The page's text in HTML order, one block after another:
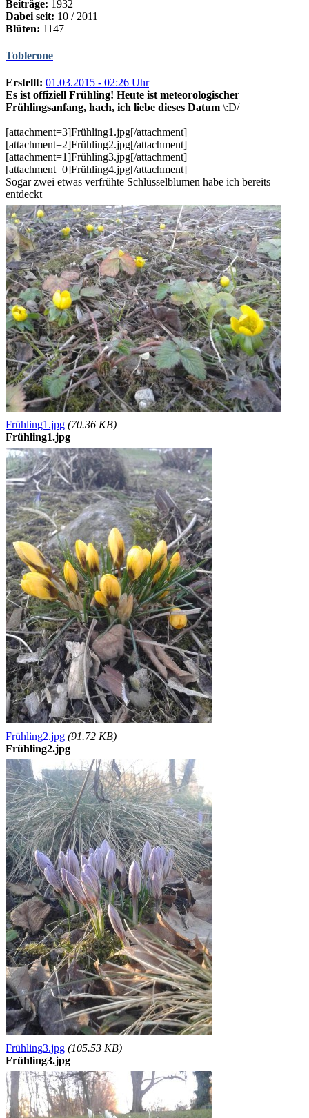
Beiträge: 1932
Dabei seit: 10 / 2011
Blüten: 1147
Toblerone
Erstellt: 01.03.2015 - 02:26 Uhr
Es ist offiziell Frühling! Heute ist meteorologischer
Frühlingsanfang, hach, ich liebe dieses Datum \:D/
[attachment=3]Frühling1.jpg[/attachment]
[attachment=2]Frühling2.jpg[/attachment]
[attachment=1]Frühling3.jpg[/attachment]
[attachment=0]Frühling4.jpg[/attachment]
Sogar zwei etwas verfrühte Schlüsselblumen habe ich bereits
entdeckt
Frühling1.jpg (70.36 KB)
Frühling1.jpg
Frühling2.jpg (91.72 KB)
Frühling2.jpg
Frühling3.jpg (105.53 KB)
Frühling3.jpg